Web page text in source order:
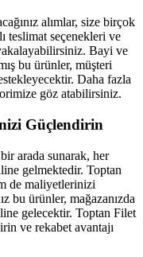
alımlar, size birçok
teslimat seçenekleri ve
Bayi ve
bu ürünler, müşteri
Daha fazla
göz atabilirsiniz.
Güçlendirin
arada sunarak, her
gelmektedir. Toptan
de maliyetlerinizi
bu ürünler, mağazanızda
gelecektir. Toptan Filet
ve rekabet avantajı